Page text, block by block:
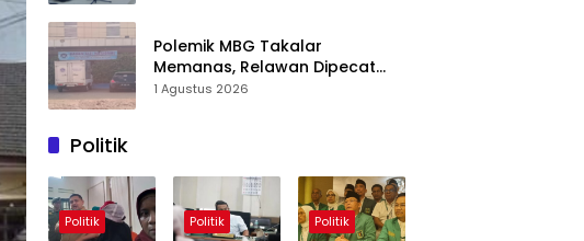
Polemik MBG Takalar
Memanas, Relawan Dipecat
Sepihak? BGN Mulai Bongkar
1 Agustus 2026
Politik
Politik Politik Politik